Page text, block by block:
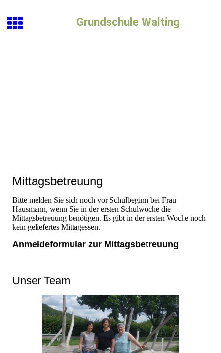
Grundschule Walting
Mittagsbetreuung
Bitte melden Sie sich noch vor Schulbeginn bei Frau
Hausmann, wenn Sie in der ersten Schulwoche die
Mittagsbetreuung benötigen. Es gibt in der ersten Woche noch
kein geliefertes Mittagessen.
Anmeldeformular zur Mittagsbetreuung
Unser Team